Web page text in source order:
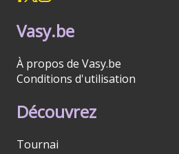
Vasy.be
À propos de Vasy.be
Conditions d'utilisation
Découvrez
Tournai